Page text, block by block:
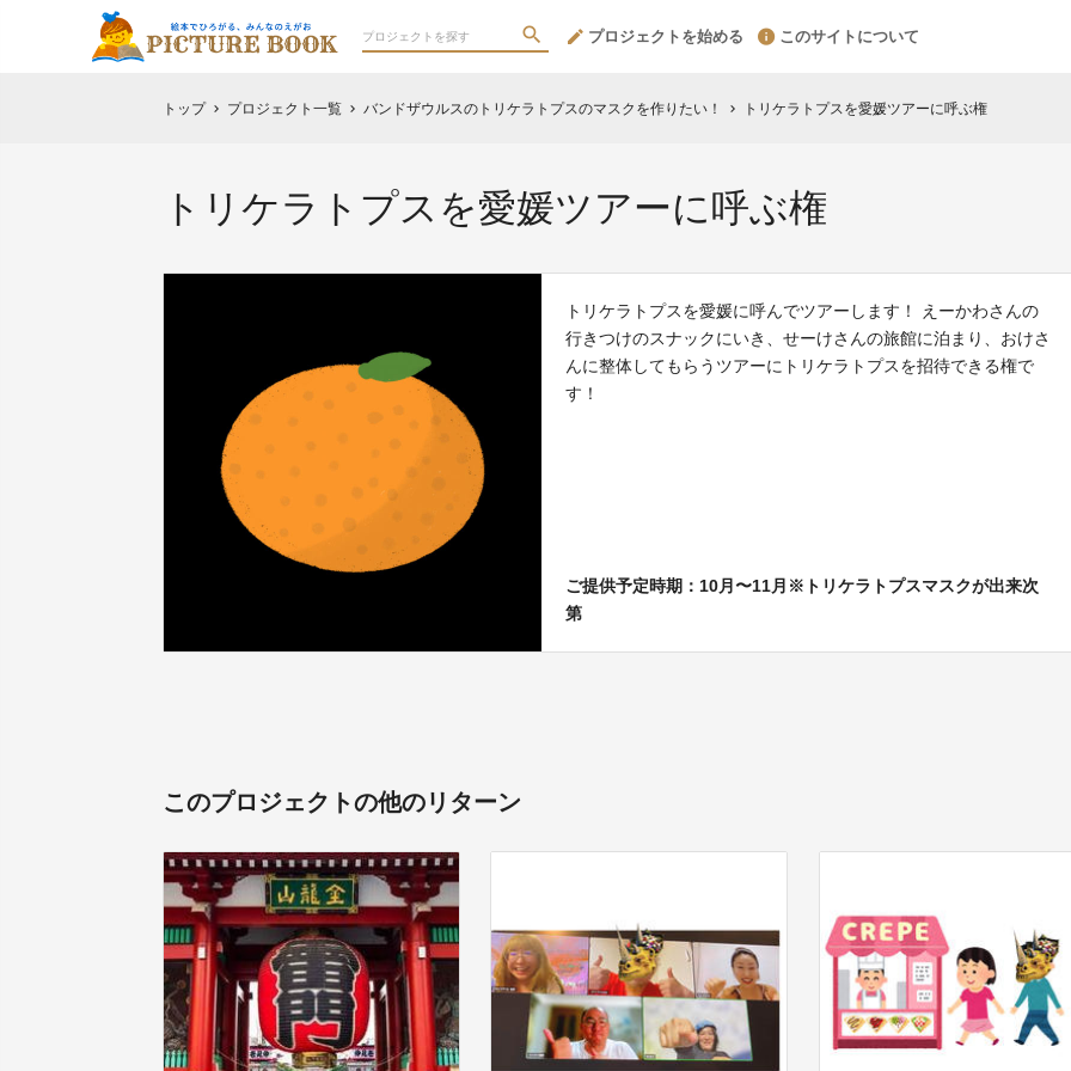
プロジェクトを始める このサイトについて
トップ chevron_right プロジェクト一覧 chevron_right バンドザウルスのトリケラトプスのマスクを作りたい！ chevron_right トリケラトプスを愛媛ツアーに呼ぶ権
トリケラトプスを愛媛ツアーに呼ぶ権
トリケラトプスを愛媛に呼んでツアーします！ えーかわさんの
行きつけのスナックにいき、せーけさんの旅館に泊まり、おけさ
んに整体してもらうツアーにトリケラトプスを招待できる権で
す！
ご提供予定時期：10月〜11月※トリケラトプスマスクが出来次
第
このプロジェクトの他のリターン